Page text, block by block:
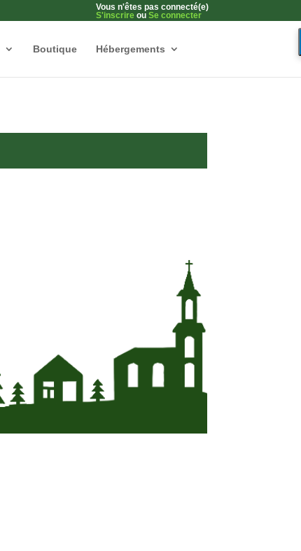
Vous n'êtes pas connecté(e)
S'inscrire ou Se connecter
Boutique Hébergements